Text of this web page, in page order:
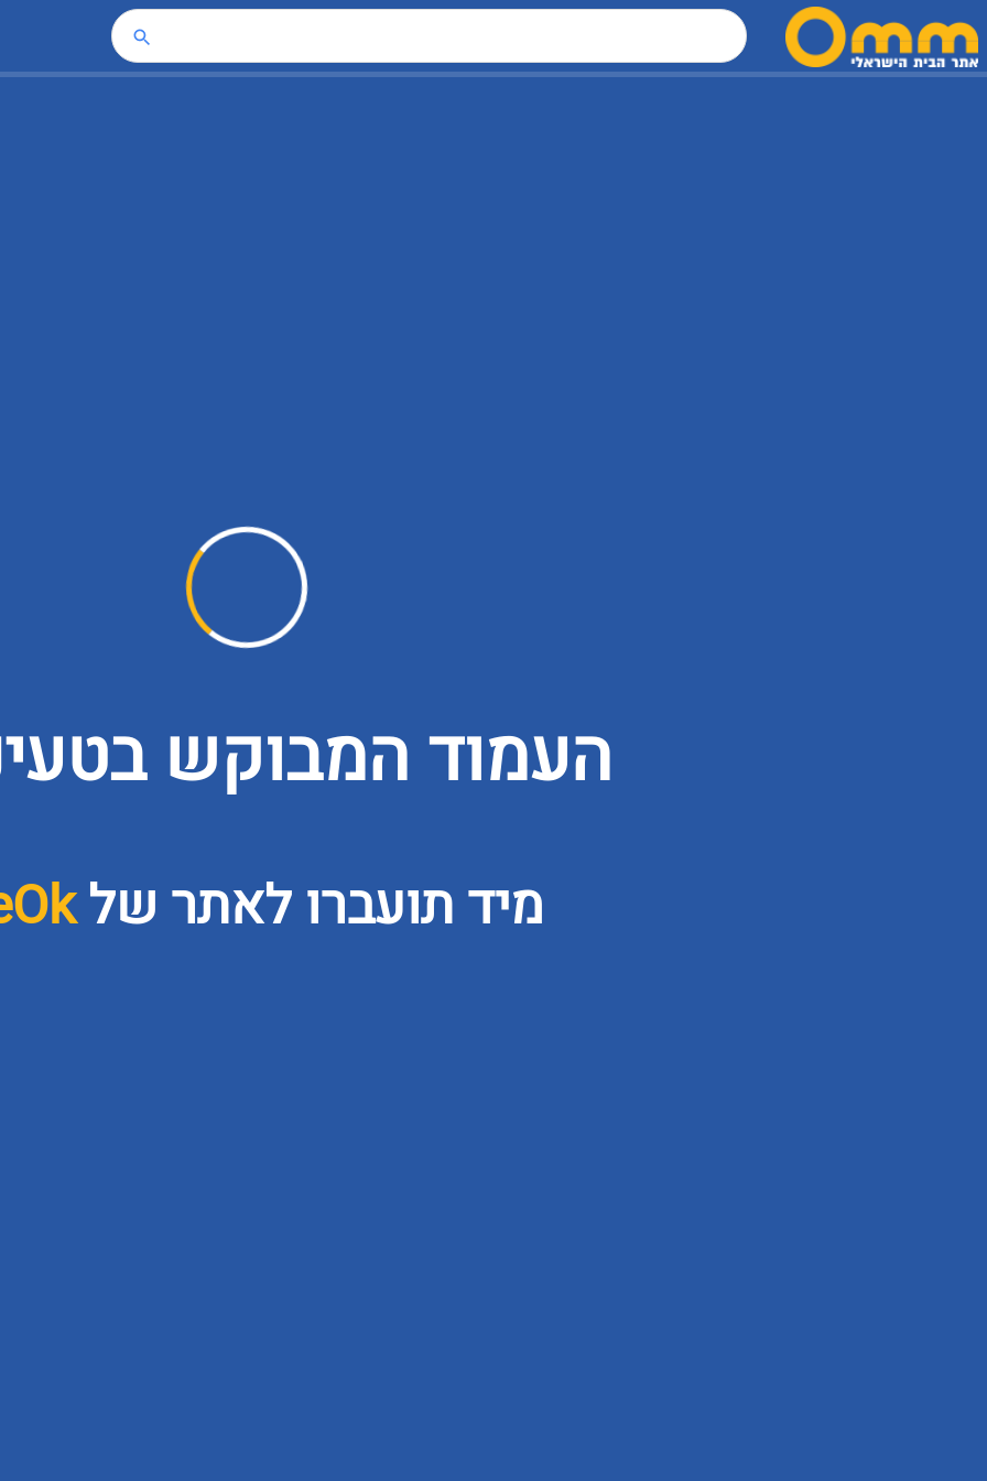
העמוד המבוקש
מיד תועברו לאתר של